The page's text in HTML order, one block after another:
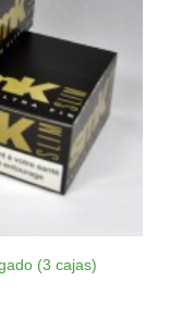
(3 cajas)